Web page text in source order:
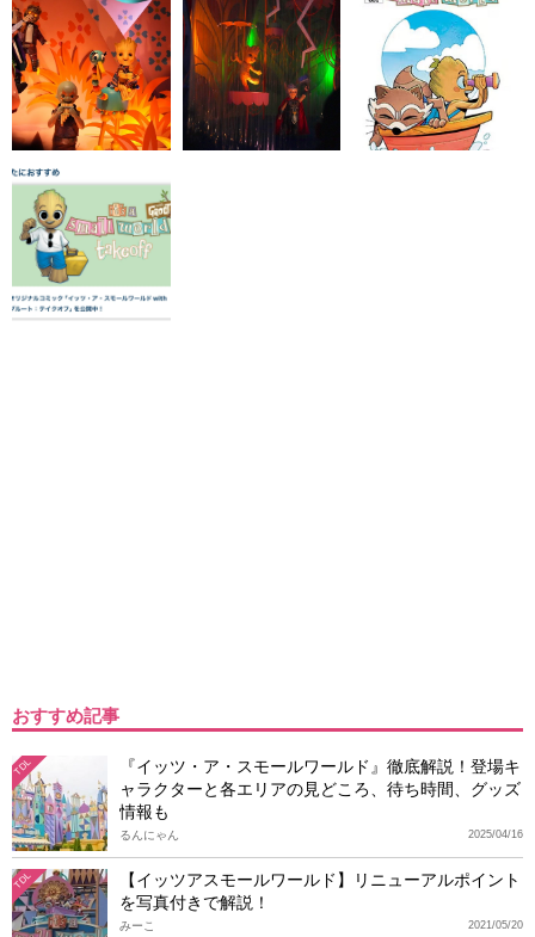
おすすめ記事
TDL
『イッツ・ア・スモールワールド』徹底解説！登場キ
ャラクターと各エリアの見どころ、待ち時間、グッズ
情報も
2025/04/16
るんにゃん
TDL
【イッツアスモールワールド】リニューアルポイント
を写真付きで解説！
2021/05/20
みーこ